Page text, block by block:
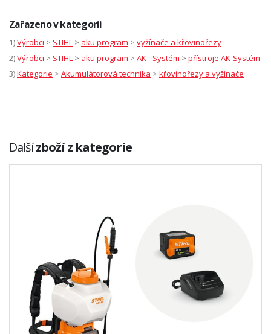
Zařazeno v kategorii
1)Výrobci > STIHL > aku program > vyžínače a křovinořezy
2)Výrobci > STIHL > aku program > AK - Systém > přístroje AK-Systém
3)Kategorie > Akumulátorová technika > křovinořezy a vyžínače
Dalšízboží z kategorie